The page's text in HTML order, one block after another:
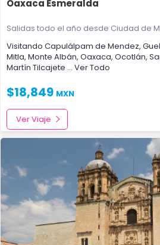
Oaxaca Esmeralda
Salidas todo el año desde Ciudad de
Visitando Capulálpam de Mendez,
Mitla, Monte Albán, Oaxaca, Ocotlán,
Martín Tilcajete ... Ver Todo
$18,849 MXN
Ver Viaje